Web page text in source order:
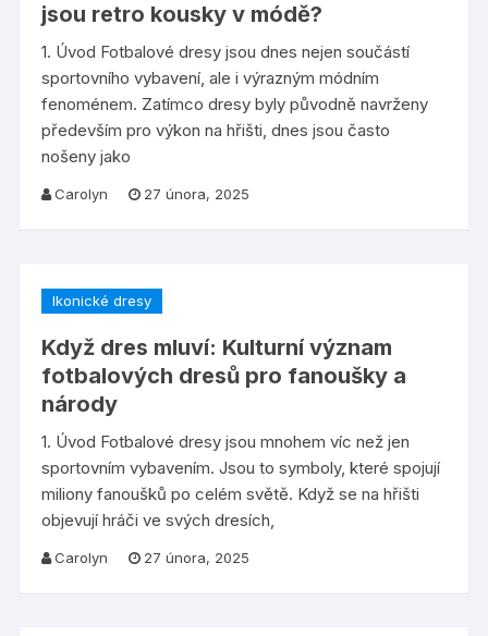
jsou retro kousky v módě?
1. Úvod Fotbalové dresy jsou dnes nejen součástí
sportovního vybavení, ale i výrazným módním
fenoménem. Zatímco dresy byly původně navrženy
především pro výkon na hřišti, dnes jsou často
nošeny jako
Carolyn 27 února, 2025
Ikonické dresy
Když dres mluví: Kulturní význam
fotbalových dresů pro fanoušky a
národy
1. Úvod Fotbalové dresy jsou mnohem víc než jen
sportovním vybavením. Jsou to symboly, které spojují
miliony fanoušků po celém světě. Když se na hřišti
objevují hráči ve svých dresích,
Carolyn 27 února, 2025